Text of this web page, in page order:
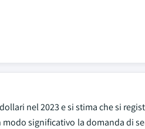
nel 2023 e si stima che si
significativo la domanda di